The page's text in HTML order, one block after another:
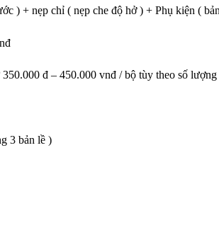
) + nẹp chỉ ( nẹp che độ hở ) + Phụ kiện (
đ – 450.000 vnđ / bộ tùy theo số
3 bản lề )